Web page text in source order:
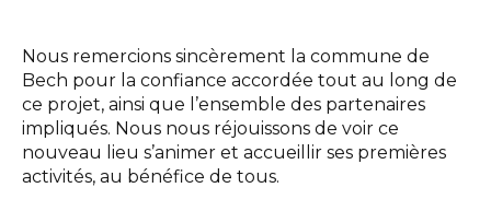
Nous remercions sincèrement la commune de
Bech pour la confiance accordée tout au long de
ce projet, ainsi que l’ensemble des partenaires
impliqués. Nous nous réjouissons de voir ce
nouveau lieu s’animer et accueillir ses premières
activités, au bénéfice de tous.